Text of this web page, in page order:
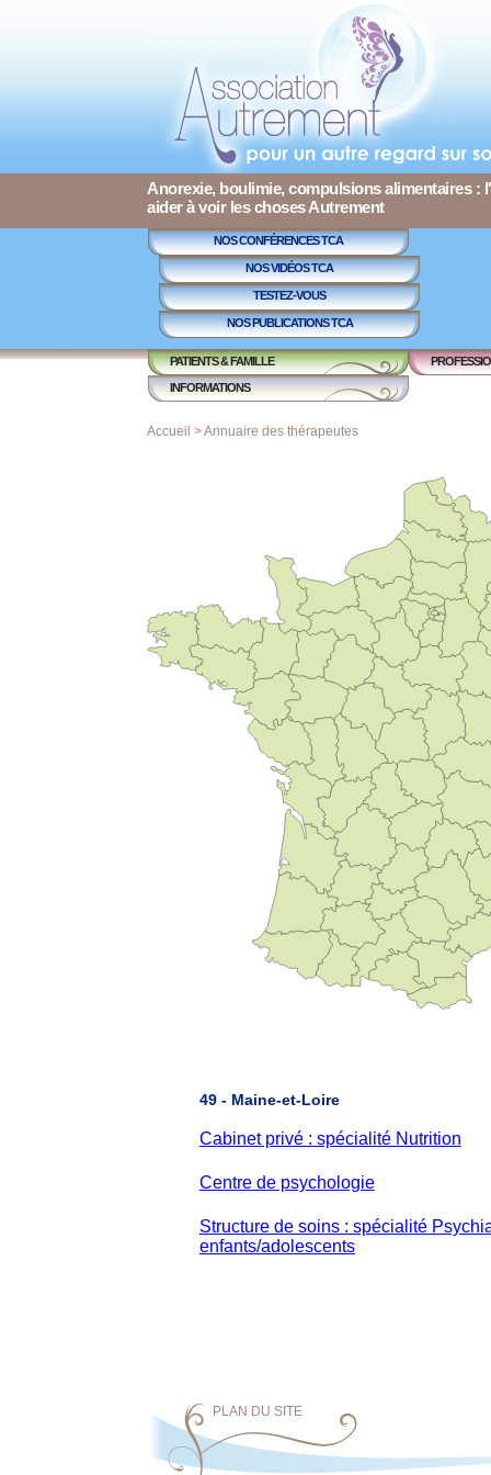
Anorexie, boulimie, compulsions alimentaires :
aider à voir les choses Autrement
NOS CONFÉRENCES TCA
NOS VIDÉOS TCA
TESTEZ-VOUS
NOS PUBLICATIONS TCA
PATIENTS & FAMILLE
INFORMATIONS
Accueil >Annuaire des thérapeutes
49 - Maine-et-Loire
Cabinet privé : spécialité Nutrition
Centre de psychologie
Structure de soins : spécialité
enfants/adolescents
PLAN DU SITE